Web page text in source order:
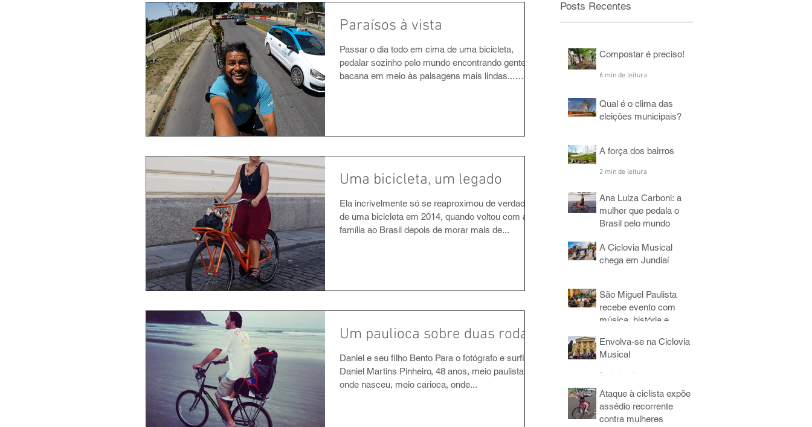
Paraísos à vista
Passar o dia todo em cima de uma bicicleta,
pedalar sozinho pelo mundo encontrando gente
bacana em meio às paisagens mais lindas...
Uma bicicleta, um legado
Ela incrivelmente só se reaproximou de verdade
de uma bicicleta em 2014, quando voltou com a
família ao Brasil depois de morar mais de...
Um paulioca sobre duas rodas
Daniel e seu filho Bento Para o fotógrafo e surfista
Daniel Martins Pinheiro, 48 anos, meio paulistano,
onde nasceu, meio carioca, onde...
Compostar é preciso!
6 min de leitura
Qual é o clima das
eleições municipais?
A força dos bairros
2 min de leitura
Ana Luiza Carboni: a
mulher que pedala o
Brasil pelo mundo
5 min de leitura
A Ciclovia Musical
chega em Jundiaí
São Miguel Paulista
recebe evento com
música, história e
5 min de leitura
Envolva-se na Ciclovia
Musical
3 min de leitura
Ataque à ciclista expõe
assédio recorrente
contra mulheres
Posts Recentes